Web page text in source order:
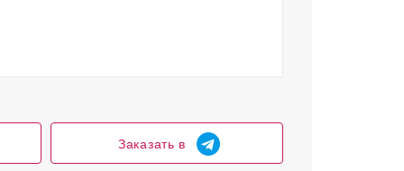
Заказать в